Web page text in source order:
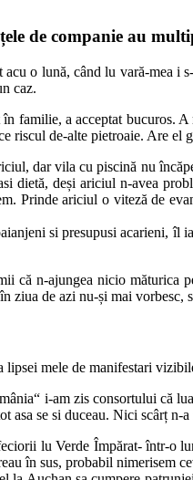
de companie au
o lună, când lu vară-mea i
caz.
familie, a acceptat bucuros.
riscul de-alte pietroaie. Are el
dar vila cu piscină nu
dietă, deși ariciul n-avea
Prinde ariciul o viteză de
si presupusi acarieni, îl
că n-ajungea nicio măturica
ziua de azi nu-și mai
mele de manifestari
i-am zis consortului că
asa se si duceau. Nici scârț n-a
lu Verde Împărat- într-o
în sus, probabil nimerisem